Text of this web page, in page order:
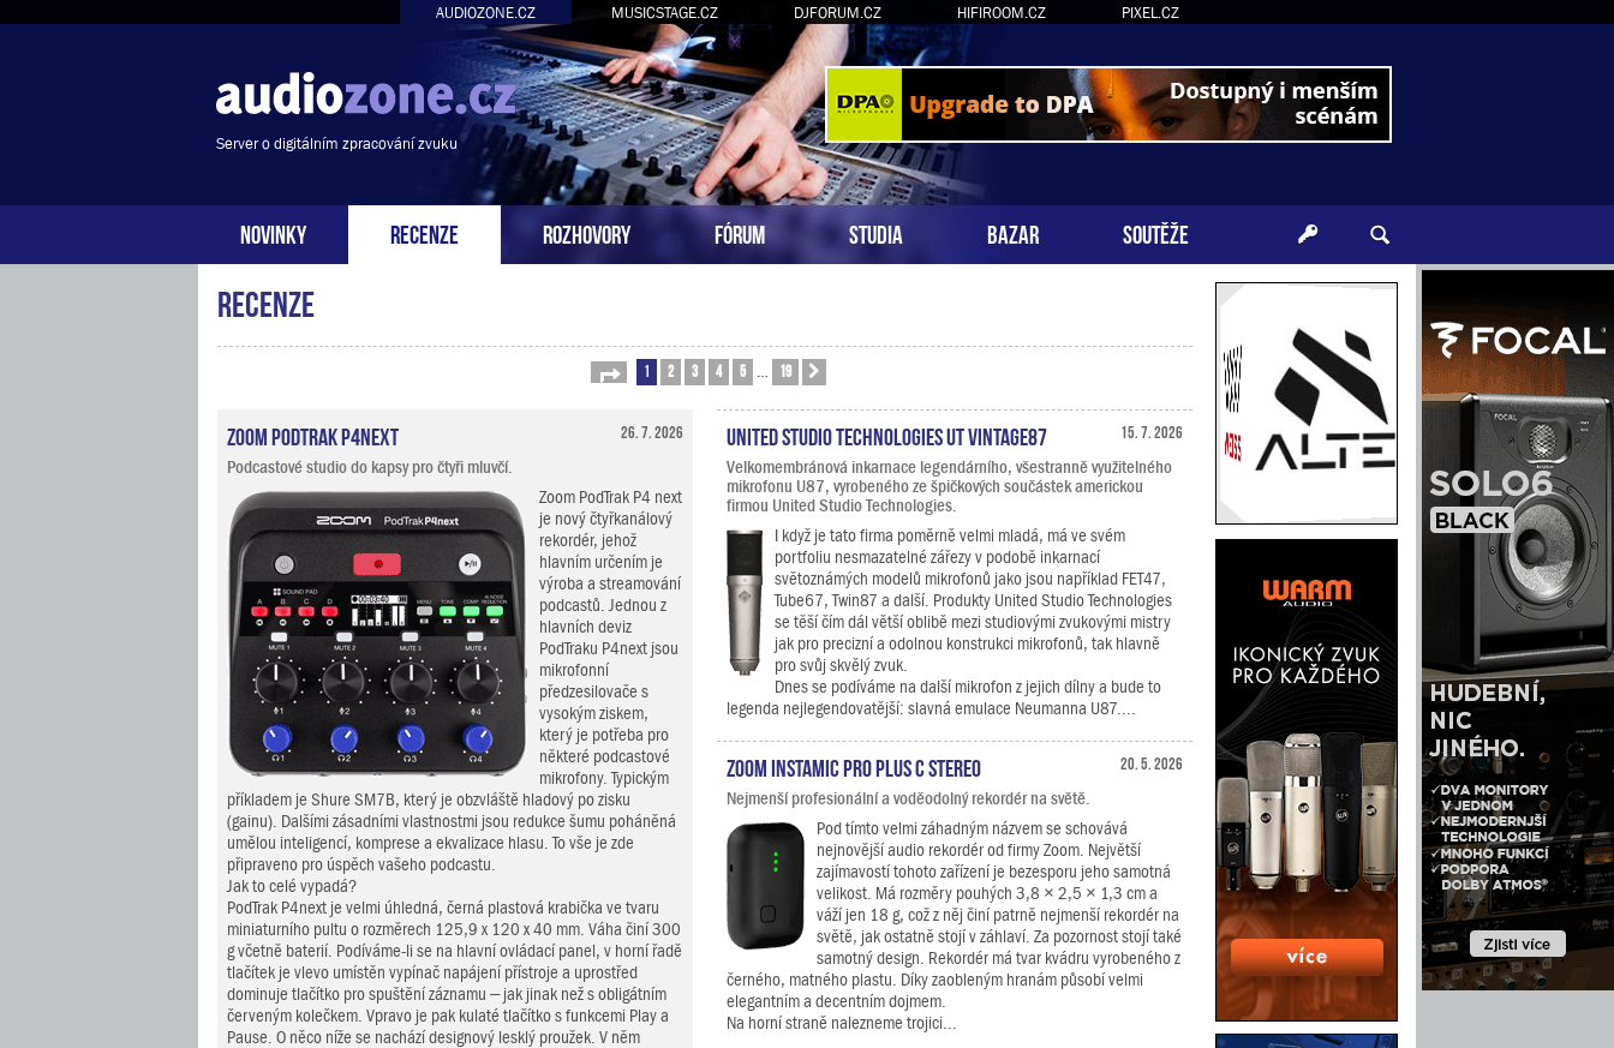
AUDIOZONE.CZ MUSICSTAGE.CZ DJFORUM.CZ HIFIROOM.CZ PIXEL.CZ
Server o digitálním zpracování zvuku
NOVINKY RECENZE ROZHOVORY FÓRUM STUDIA BAZAR SOUTĚŽE
Recenze
Stránka 1z 19
1 2 3 4 5 19
26. 7. 2026
Zoom PodTrak P4next
Podcastové studio do kapsy pro čtyři mluvčí.
Zoom PodTrak P4 next
je nový čtyřkanálový
rekordér, jehož
hlavním určením je
výroba a streamování
podcastů. Jednou z
hlavních deviz
PodTraku P4next jsou
mikrofonní
předzesilovače s
vysokým ziskem,
který je potřeba pro
některé podcastové
mikrofony. Typickým
příkladem je Shure SM7B, který je obzvláště hladový po zisku
(gainu). Dalšími zásadními vlastnostmi jsou redukce šumu poháněná
umělou inteligencí, komprese a ekvalizace hlasu. To vše je zde
připraveno pro úspěch vašeho podcastu.
Jak to celé vypadá?
PodTrak P4next je velmi úhledná, černá plastová krabička ve tvaru
miniaturního pultu o rozměrech 125,9 x 120 x 40 mm. Váha činí 300
g včetně baterií. Podíváme-li se na hlavní ovládací panel, v horní řadě
tlačítek je vlevo umístěn vypínač napájení přístroje a uprostřed
dominuje tlačítko pro spuštění záznamu – jak jinak než s obligátním
červeným kolečkem. Vpravo je pak kulaté tlačítko s funkcemi Play a
Pause. O něco níže se nachází designový lesklý proužek. V něm
15. 7. 2026
United Studio Technologies UT Vintage87
Velkomembránová inkarnace legendárního, všestranně využitelného
mikrofonu U87, vyrobeného ze špičkových součástek americkou
firmou United Studio Technologies.
I když je tato firma poměrně velmi mladá, má ve svém
portfoliu nesmazatelné zářezy v podobě inkarnací
světoznámých modelů mikrofonů jako jsou například FET47,
Tube67, Twin87 a další. Produkty United Studio Technologies
se těší čím dál větší oblibě mezi studiovými zvukovými mistry
jak pro precizní a odolnou konstrukci mikrofonů, tak hlavně
pro svůj skvělý zvuk.
Dnes se podíváme na další mikrofon z jejich dílny a bude to
legenda nejlegendovatější: slavná emulace Neumanna U87....
20. 5. 2026
Zoom Instamic Pro Plus C Stereo
Nejmenší profesionální a voděodolný rekordér na světě.
Pod tímto velmi záhadným názvem se schovává
nejnovější audio rekordér od firmy Zoom. Největší
zajímavostí tohoto zařízení je bezesporu jeho samotná
velikost. Má rozměry pouhých 3,8 × 2,5 × 1,3 cm a
váží jen 18 g, což z něj činí patrně nejmenší rekordér na
světě, jak ostatně stojí v záhlaví. Za pozornost stojí také
samotný design. Rekordér má tvar kvádru vyrobeného z
černého, matného plastu. Díky zaobleným hranám působí velmi
elegantním a decentním dojmem.
Na horní straně nalezneme trojici...